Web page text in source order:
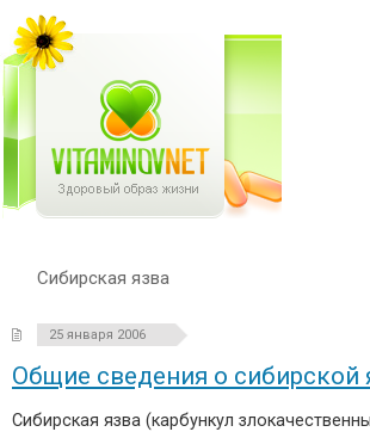
Сибирская язва
25 января 2006
Общие сведения о сибирской
Сибирская язва (карбункул